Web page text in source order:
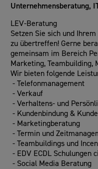
Unternehmensberatung,
LEV-Beratung
Setzen Sie sich und
zu übertreffen! Gerne
gemeinsam im Bereich
Marketing, Teambuilding,
Wir bieten folgende
- Telefonmanagement
- Verkauf
- Verhaltens- und
- Kundenbindung &
- Marketingberatung
- Termin und
- Teambuildings und
- EDV ECDL Schulungen
- Social Media Beratung